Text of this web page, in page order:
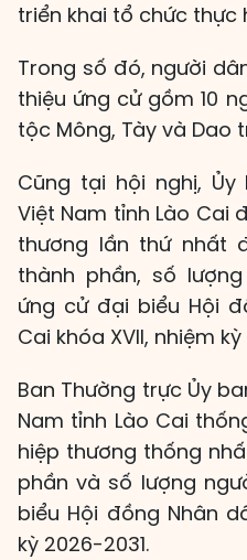
triển khai tổ chức thực
Trong số đó, người
thiệu ứng cử gồm 10
tộc Mông, Tày và Dao
Cũng tại hội nghị,
Việt Nam tỉnh Lào Cai
thương lần thứ nhất
thành phần, số
ứng cử đại biểu Hội
Cai khóa XVII, nhiệm
Ban Thường trực Ủy
Nam tỉnh Lào Cai
hiệp thương thống
phần và số lượng
biểu Hội đồng Nhân
kỳ 2026-2031.